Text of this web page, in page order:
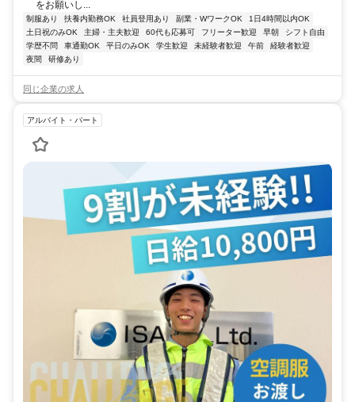
をお願いし...
制服あり 扶養内勤務OK 社員登用あり 副業・WワークOK
1日4時間以内OK
土日祝のみOK
主婦・主夫歓迎 60代も応募可 フリーター歓迎 早朝
シフト自由
学歴不問
車通勤OK 平日のみOK 学生歓迎 未経験者歓迎 午前
経験者歓迎
夜間
研修あり
同じ企業の求人
アルバイト・パート